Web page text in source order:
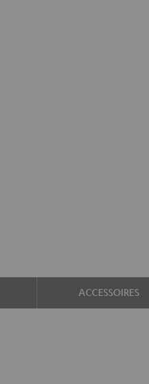
ACCESSOIRES